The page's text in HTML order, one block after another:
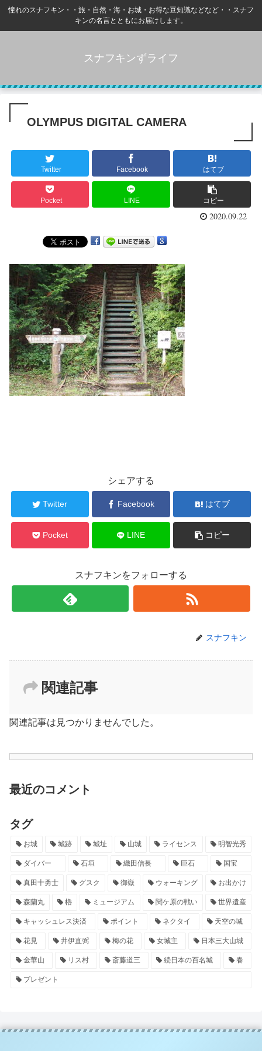
憧れのスナフキン・・旅・自然・海・お城・お得な豆知識などなど・・スナフ
キンの名言とともにお届けします。
スナフキンずライフ
OLYMPUS DIGITAL CAMERA
Twitter Facebook はてブ
Pocket LINE コピー
2020.09.22
シェアする
Twitter Facebook はてブ
Pocket LINE コピー
スナフキンをフォローする
スナフキン
関連記事
関連記事は見つかりませんでした。
最近のコメント
タグ
お城 城跡 城址 山城 ライセンス 明智光秀
ダイバー 石垣 織田信長 巨石 国宝
真田十勇士 グスク 御嶽 ウォーキング お出かけ
森蘭丸 櫓 ミュージアム 関ケ原の戦い 世界遺産
キャッシュレス決済 ポイント ネクタイ 天空の城
花見 井伊直弼 梅の花 女城主 日本三大山城
金華山 リス村 斎藤道三 続日本の百名城 春
プレゼント